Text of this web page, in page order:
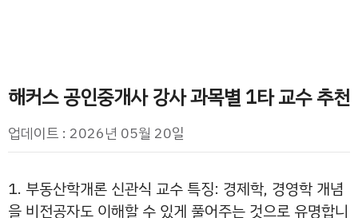
해커스 공인중개사 강사 과목별 1타 교수 추천
업데이트 : 2026년 05월 20일
1. 부동산학개론 신관식 교수 특징: 경제학, 경영학 개념
을 비전공자도 이해할 수 있게 풀어주는 것으로 유명합니